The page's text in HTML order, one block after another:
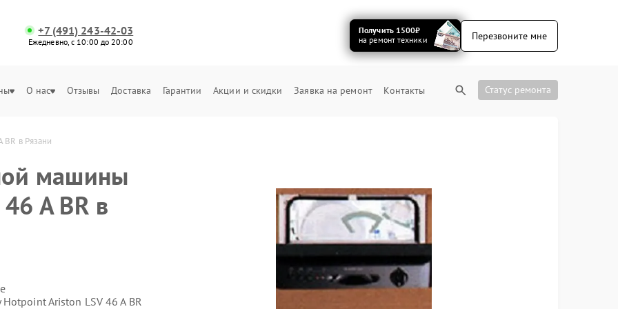
+7 (491) 243-42-03
Ежедневно, с 10:00 до 20:00
Получить 1500₽
на ремонт техники
Перезвоните мне
О нас Отзывы Доставка Гарантии Акции и скидки Заявка на ремонт Контакты Статус ремонта
в Рязани
машины
A BR в
Ariston LSV 46 A BR